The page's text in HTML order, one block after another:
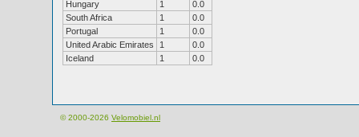
Hungary
1
0.0
South Africa
1
0.0
Portugal
1
0.0
United Arabic Emirates
1
0.0
Iceland
1 0.0
© 2000-2026 Velomobiel.nl